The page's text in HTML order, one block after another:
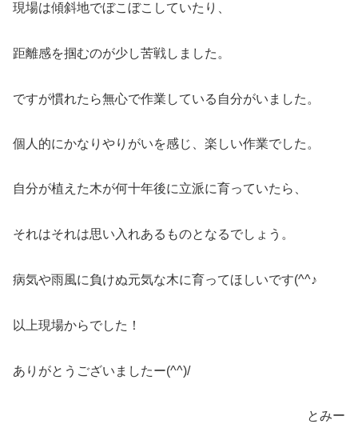
現場は傾斜地でぼこぼこしていたり、
距離感を掴むのが少し苦戦しました。
ですが慣れたら無心で作業している自分がいました。
個人的にかなりやりがいを感じ、楽しい作業でした。
自分が植えた木が何十年後に立派に育っていたら、
それはそれは思い入れあるものとなるでしょう。
病気や雨風に負けぬ元気な木に育ってほしいです(^^♪
以上現場からでした！
ありがとうございましたー(^^)/
とみー